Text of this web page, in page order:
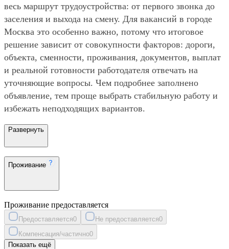
весь маршрут трудоустройства: от первого звонка до
заселения и выхода на смену. Для вакансий в городе
Москва это особенно важно, потому что итоговое
решение зависит от совокупности факторов: дороги,
объекта, сменности, проживания, документов, выплат
и реальной готовности работодателя отвечать на
уточняющие вопросы. Чем подробнее заполнено
объявление, тем проще выбрать стабильную работу и
избежать неподходящих вариантов.
Развернуть
Проживание
Проживание предоставляется
Предоставляется0 Не предоставляется0
Компенсация/частично0
Показать ещё